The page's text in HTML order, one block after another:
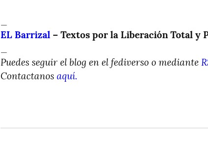
EL Barrizal – Textos por la Liberación Total y
Puedes seguir el blog en el fediverso o mediante
Contactanos aquí.